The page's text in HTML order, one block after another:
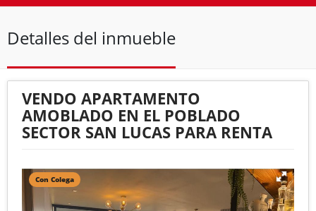
Detalles del inmueble
VENDO APARTAMENTO
AMOBLADO EN EL POBLADO
SECTOR SAN LUCAS PARA RENTA
Con Colega